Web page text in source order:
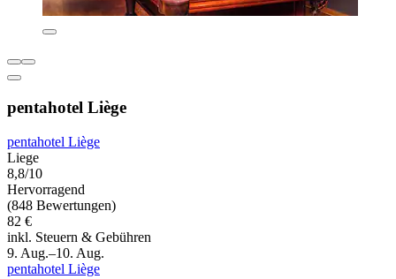
pentahotel Liège
pentahotel Liège
Liege
8,8/10
Hervorragend
(848 Bewertungen)
82 €
inkl. Steuern & Gebühren
9. Aug.–10. Aug.
pentahotel Liège